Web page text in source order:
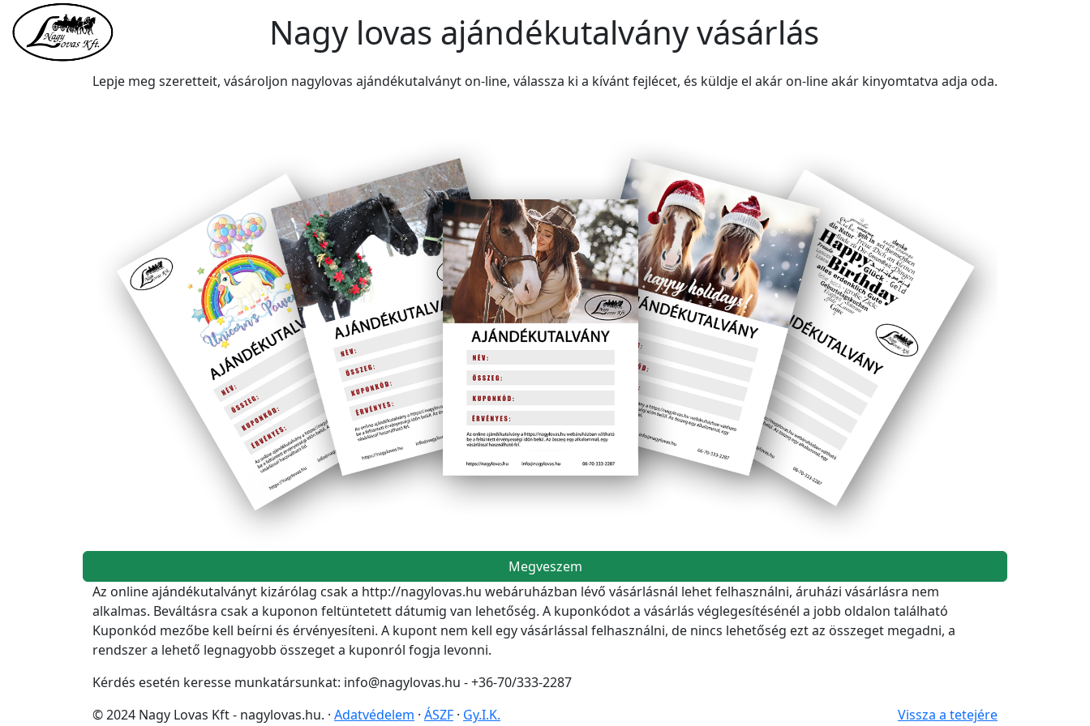
Nagy lovas ajándékutalvány vásárlás
Lepje meg szeretteit, vásároljon nagylovas ajándékutalványt on-line, válassza ki a kívánt fejlécet, és küldje el akár on-line akár kinyomtatva adja oda.
Megveszem
Az online ajándékutalványt kizárólag csak a http://nagylovas.hu webáruházban lévő vásárlásnál lehet felhasználni, áruházi vásárlásra nem
alkalmas. Beváltásra csak a kuponon feltüntetett dátumig van lehetőség. A kuponkódot a vásárlás véglegesítésénél a jobb oldalon található
Kuponkód mezőbe kell beírni és érvényesíteni. A kupont nem kell egy vásárlással felhasználni, de nincs lehetőség ezt az összeget megadni, a
rendszer a lehető legnagyobb összeget a kuponról fogja levonni.
Kérdés esetén keresse munkatársunkat: info@nagylovas.hu - +36-70/333-2287
Vissza a tetejére
© 2024 Nagy Lovas Kft - nagylovas.hu. · Adatvédelem · ÁSZF · Gy.I.K.